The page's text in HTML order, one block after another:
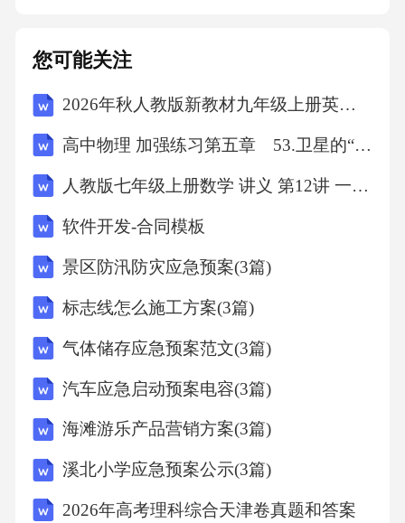
12.A解析：
1.集合B包含所有自然数小于5，即{1,2,3,4}，故
A∩B={1,2,3,4}，元素个数为4。
化简为x2−4x+3=0，即x是方程x2−4x+3=0的解，
反之不一定成立，故为必要不充分条件。
选B。
4.sin(0)=0，故选A。
您可能关注
2026年秋人教版新教材九年级上册英语Unit 7单元测试A卷（含答案）
高中物理 加强练习第五章 53.卫星的“追及相遇”问题
人教版七年级上册数学 讲义 第12讲 一元一次方程的实际应用讲义+练习（学生版）
软件开发-合同模板
景区防汛防灾应急预案(3篇)
标志线怎么施工方案(3篇)
气体储存应急预案范文(3篇)
汽车应急启动预案电容(3篇)
海滩游乐产品营销方案(3篇)
溪北小学应急预案公示(3篇)
2026年高考理科综合天津卷真题和答案